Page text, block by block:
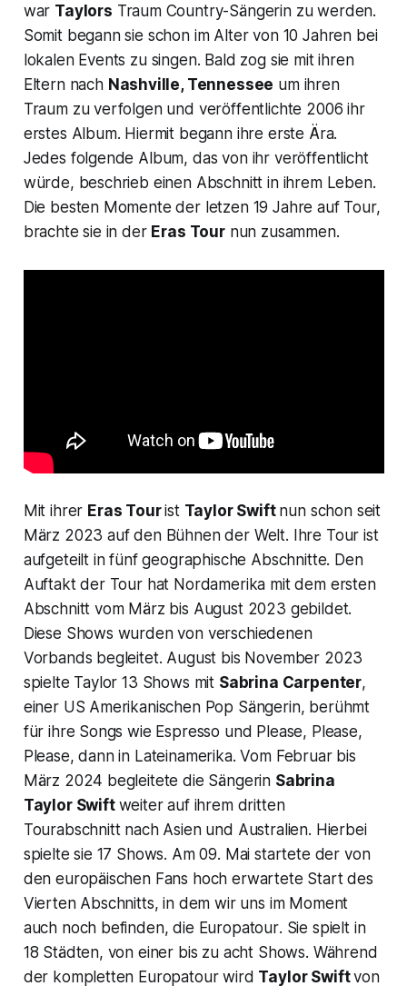
war Taylors Traum Country-Sängerin zu werden.
Somit begann sie schon im Alter von 10 Jahren bei
lokalen Events zu singen. Bald zog sie mit ihren
Eltern nach Nashville, Tennessee um ihren
Traum zu verfolgen und veröffentlichte 2006 ihr
erstes Album. Hiermit begann ihre erste Ära.
Jedes folgende Album, das von ihr veröffentlicht
würde, beschrieb einen Abschnitt in ihrem Leben.
Die besten Momente der letzen 19 Jahre auf Tour,
brachte sie in der Eras Tournun zusammen.
Mit ihrer Eras Tourist Taylor Swift nun schon seit
März 2023 auf den Bühnen der Welt. Ihre Tour ist
aufgeteilt in fünf geographische Abschnitte. Den
Auftakt der Tour hat Nordamerika mit dem ersten
Abschnitt vom März bis August 2023 gebildet.
Diese Shows wurden von verschiedenen
Vorbands begleitet. August bis November 2023
spielte Taylor 13 Shows mit Sabrina Carpenter,
einer US Amerikanischen Pop Sängerin, berühmt
für ihre Songs wie Espresso und Please, Please,
Please, dann in Lateinamerika. Vom Februar bis
März 2024 begleitete die Sängerin Sabrina
Taylor Swift weiter auf ihrem dritten
Tourabschnitt nach Asien und Australien. Hierbei
spielte sie 17 Shows. Am 09. Mai startete der von
den europäischen Fans hoch erwartete Start des
Vierten Abschnitts, in dem wir uns im Moment
auch noch befinden, die Europatour. Sie spielt in
18 Städten, von einer bis zu acht Shows. Während
der kompletten Europatour wird Taylor Swiftvon